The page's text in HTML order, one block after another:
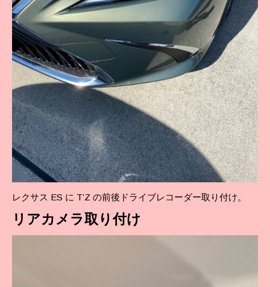
レクサス ES に T’Z の前後ドライブレコーダー取り付け。
リアカメラ取り付け